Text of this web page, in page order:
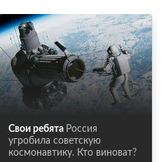
Свои ребята Россия
угробила советскую
космонавтику. Кто виноват?